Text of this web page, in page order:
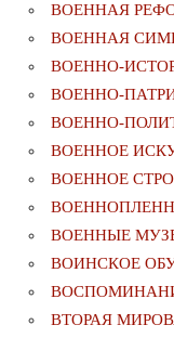
ВОЕННАЯ
ВОЕННАЯ
ВОЕННО-
ВОЕННО-
ВОЕННО-
ВОЕННОЕ
ВОЕННОЕ
ВОЕННЫЕ
ВОИНСКОЕ
ВТОРАЯ